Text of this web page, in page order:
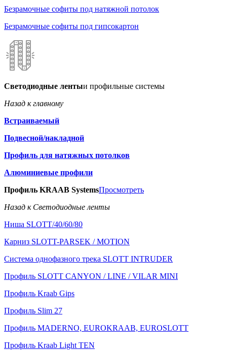
Безрамочные софиты под натяжной потолок
Безрамочные софиты под гипсокартон
Светодиодные лентыи профильные системы
Назад к главному
Встраиваемый
Подвесной/накладной
Профиль для натяжных потолков
Алюминиевые профили
Профиль KRAAB SystemsПросмотреть
Назад к Светодиодные ленты
Ниша SLOTT/40/60/80
Карниз SLOTT-PARSEK / MOTION
Система однофазного трека SLOTT INTRUDER
Профиль SLOTT CANYON / LINE / VILAR MINI
Профиль Kraab Gips
Профиль Slim 27
Профиль MADERNO, EUROKRAAB, EUROSLOTT
Профиль Kraab Light TEN